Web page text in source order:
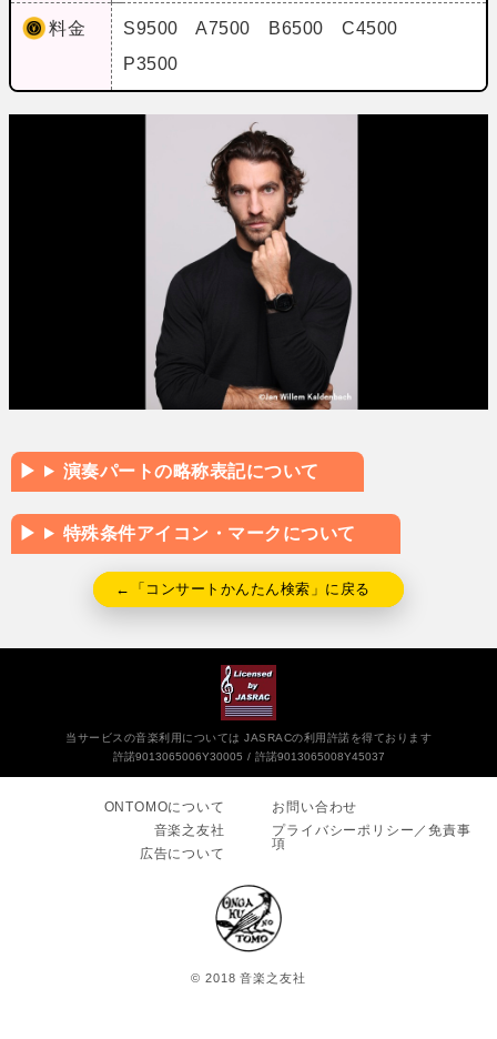
料金
S9500 A7500 B6500 C4500
P3500
演奏パートの略称表記について
特殊条件アイコン・マークについて
←「コンサートかんたん検索」に戻る
当サービスの音楽利用については JASRACの利用許諾を得ております
許諾9013065006Y30005
許諾9013065008Y45037
ONTOMOについて
音楽之友社
広告について
お問い合わせ
プライバシーポリシー／免責事
項
© 2018 音楽之友社